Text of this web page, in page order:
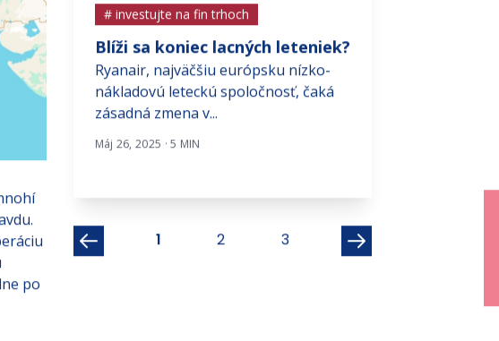
po
po
# investujte na fin trhoch
Blíži sa koniec lacných leteniek?
Ryanair, najväčšiu európsku nízko-
nákladovú leteckú spoločnosť, čaká
zásadná zmena v...
Máj 26, 2025 · 5 MIN
1 2 3